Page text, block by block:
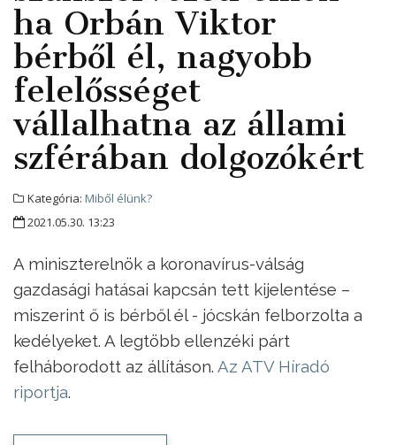
ha Orbán Viktor
bérből él, nagyobb
felelősséget
vállalhatna az állami
szférában dolgozókért
Kategória: Miből élünk?
2021.05.30. 13:23
A miniszterelnök a koronavírus-válság
gazdasági hatásai kapcsán tett kijelentése –
miszerint ő is bérből él - jócskán felborzolta a
kedélyeket. A legtöbb ellenzéki párt
felháborodott az állításon. Az ATV Híradó
riportja.